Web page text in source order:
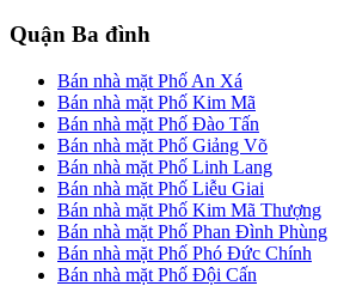
Quận Ba đình
Bán nhà mặt Phố An Xá
Bán nhà mặt Phố Kim Mã
Bán nhà mặt Phố Đào Tấn
Bán nhà mặt Phố Giảng Võ
Bán nhà mặt Phố Linh Lang
Bán nhà mặt Phố Liễu Giai
Bán nhà mặt Phố Kim Mã Thượng
Bán nhà mặt Phố Phan Đình Phùng
Bán nhà mặt Phố Phó Đức Chính
Bán nhà mặt Phố Đội Cấn